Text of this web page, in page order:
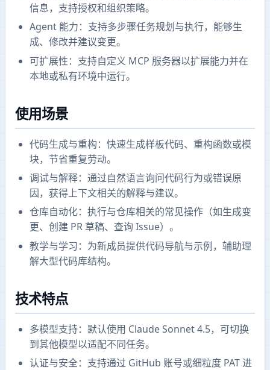
信息，支持授权和组织策略。
Agent 能力：支持多步骤任务规划与执行，能够生
成、修改并建议变更。
可扩展性：支持自定义 MCP 服务器以扩展能力并在
本地或私有环境中运行。
使用场景
代码生成与重构：快速生成样板代码、重构函数或模
块，节省重复劳动。
调试与解释：通过自然语言询问代码行为或错误原
因，获得上下文相关的解释与建议。
仓库自动化：执行与仓库相关的常见操作（如生成变
更、创建 PR 草稿、查询 Issue）。
教学与学习：为新成员提供代码导航与示例，辅助理
解大型代码库结构。
技术特点
多模型支持：默认使用 Claude Sonnet 4.5，可切换
到其他模型以适配不同任务。
认证与安全：支持通过 GitHub 账号或细粒度 PAT 进